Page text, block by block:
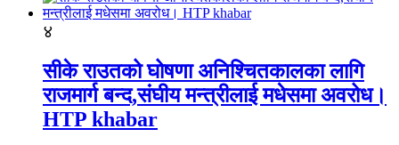
४
सीके राउतको घोषणा अनिश्चितकालका लागि
राजमार्ग बन्द,संघीय मन्त्रीलाई मधेसमा अवरोध।
HTP khabar